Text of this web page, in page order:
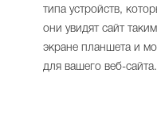
типа устройств,
они увидят сайт
экране планшета и
для вашего веб-сайта.